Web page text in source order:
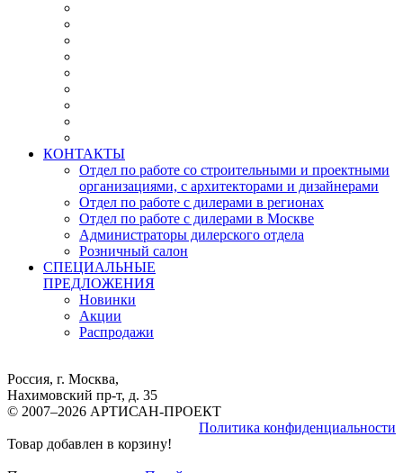
КОНТАКТЫ
Отдел по работе со строительными и проектными
организациями, с архитекторами и дизайнерами
Отдел по работе с дилерами в регионах
Отдел по работе с дилерами в Москве
Администраторы дилерского отдела
Розничный салон
СПЕЦИАЛЬНЫЕ
ПРЕДЛОЖЕНИЯ
Новинки
Акции
Распродажи
Россия, г. Москва,
Нахимовский пр-т, д. 35
© 2007–2026 АРТИСАН-ПРОЕКТ
Политика конфиденциальности
Товар добавлен в корзину!